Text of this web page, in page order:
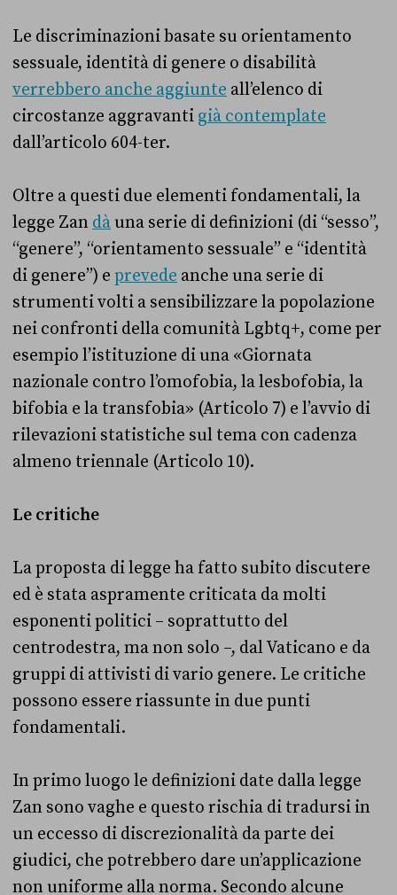
Le discriminazioni basate su orientamento
sessuale, identità di genere o disabilità
verrebbero anche aggiunte all’elenco di
circostanze aggravanti già contemplate
dall’articolo 604-ter.
Oltre a questi due elementi fondamentali, la
legge Zan dàuna serie di definizioni (di “sesso”,
“genere”, “orientamento sessuale” e “identità
di genere”) e prevede anche una serie di
strumenti volti a sensibilizzare la popolazione
nei confronti della comunità Lgbtq+, come per
esempio l’istituzione di una «Giornata
nazionale contro l’omofobia, la lesbofobia, la
bifobia e la transfobia» (Articolo 7) e l’avvio di
rilevazioni statistiche sul tema con cadenza
almeno triennale (Articolo 10).
Le critiche
La proposta di legge ha fatto subito discutere
ed è stata aspramente criticata da molti
esponenti politici – soprattutto del
centrodestra, ma non solo –, dal Vaticano e da
gruppi di attivisti di vario genere. Le critiche
possono essere riassunte in due punti
fondamentali.
In primo luogo le definizioni date dalla legge
Zan sono vaghe e questo rischia di tradursi in
un eccesso di discrezionalità da parte dei
giudici, che potrebbero dare un’applicazione
non uniforme alla norma. Secondo alcune